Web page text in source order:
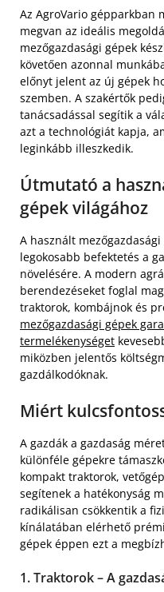
Az AgroVario gépparkban
megvan az ideális
mezőgazdasági gépek
követően azonnal
előnyt jelent az új gépek
szemben. A szakértők
tanácsadással segítik a
azt a technológiát kapja,
leginkább illeszkedik.
Útmutató a
gépek világához
A használt
legokosabb befektetés a
növelésére. A modern
berendezéseket foglal
traktorok, kombájnok és
mezőgazdasági gépek
termelékenységet
miközben jelentős
gazdálkodóknak.
Miért
A gazdák a gazdaság
különféle gépekre
kompakt traktorok,
segítenek a hatékonyság
radikálisan csökkentik a
kínálatában elérhető
gépek éppen ezt a
1. Traktorok – A